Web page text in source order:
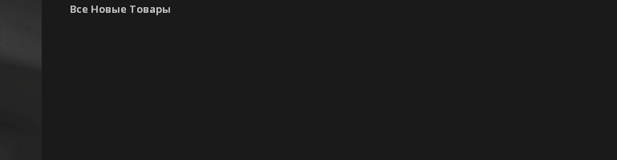
Все Новые Товары